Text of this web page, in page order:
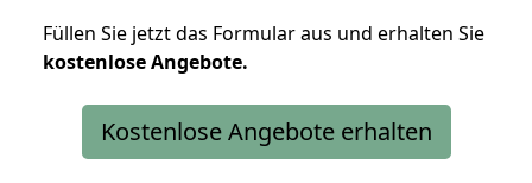
Füllen Sie jetzt das Formular aus und erhalten Sie
kostenloseAngebote.
Kostenlose Angebote erhalten